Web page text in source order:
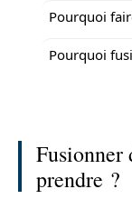
Pourquoi
Pourquoi
Fusionner
prendre ?